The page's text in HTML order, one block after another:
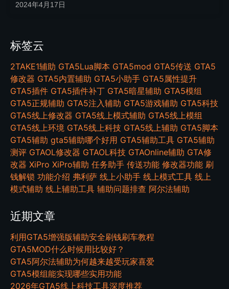
2024年4月17日
标签云
2TAKE1辅助 GTA5Lua脚本 GTA5mod GTA5传送 GTA5
修改器 GTA5内置辅助 GTA5小助手 GTA5属性提升
GTA5插件 GTA5插件补丁 GTA5暗星辅助 GTA5模组
GTA5正规辅助 GTA5注入辅助 GTA5游戏辅助 GTA5科技
GTA5线上修改器 GTA5线上模式辅助 GTA5线上模组
GTA5线上环境 GTA5线上科技 GTA5线上辅助 GTA5脚本
GTA5辅助 gta5辅助哪个好用 GTA5辅助工具 GTA5辅助
测评 GTAOL修改器 GTAOL科技 GTAOnline辅助 GTA修
改器 XiPro XiPro辅助 任务助手 传送功能 修改器功能 刷
钱解锁 功能介绍 弗利萨 线上小助手 线上模式工具 线上
模式辅助 线上辅助工具 辅助问题排查 阿尔法辅助
近期文章
利用GTA5增强版辅助安全刷钱刷车教程
GTA5MOD什么时候用比较好？
GTA5阿尔法辅助为何越来越受玩家喜爱
GTA5模组能实现哪些实用功能
2026年GTA5线上科技工具深度推荐